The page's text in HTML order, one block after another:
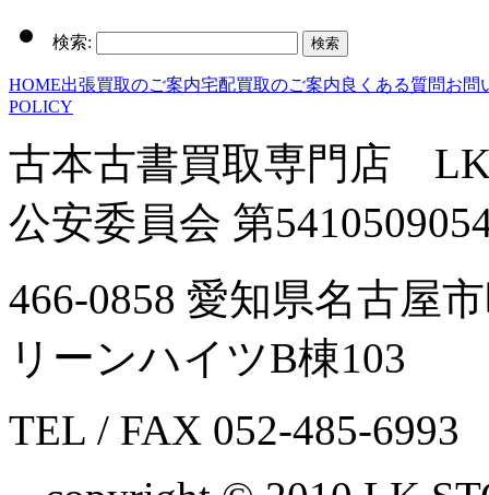
検索:
HOME出張買取のご案内宅配買取のご案内良くある質問お問
POLICY
古本古書買取専門店
公安委員会 第
466-0858 愛知県名古屋
リーンハイツB棟103
TEL / FAX 052-485-6993